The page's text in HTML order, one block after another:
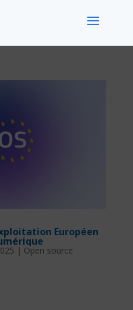
Européen
| Open source